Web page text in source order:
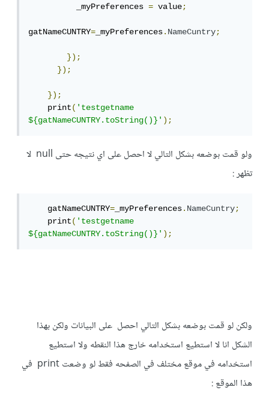
          _myPreferences
= value;
gatNameCUNTRY= _myPreferences.NameCuntry;
});
});
});
    print
('testgetname
${gatNameCUNTRY.toString()}');
ولو قمت بوضعه بشكل التالي لا احصل على اي نتيجه حتى null لا
تظهر :
    gatNameCUNTRY
= _myPreferences.NameCuntry;
    print
('testgetname
${gatNameCUNTRY.toString()}');
ولكن لو قمت بوضعه بشكل التالي احصل على البيانات ولكن بهذا
الشكل انا لا استطيع استخدامه خارج هذا النقطه ولا استطيع
استخدامه في موقع مختلف في الصفحه فقط لو وضعت print في
هذا الموقع :